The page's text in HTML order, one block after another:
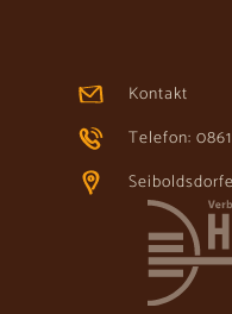
Kontakt
Telefon: